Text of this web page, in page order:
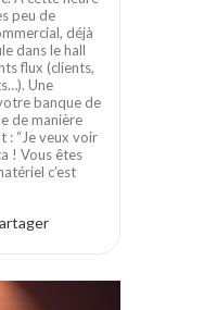
peu de
déjà
dans le hall
flux (clients,
Une
banque de
de manière
: “Je veux voir
! Vous êtes
c’est